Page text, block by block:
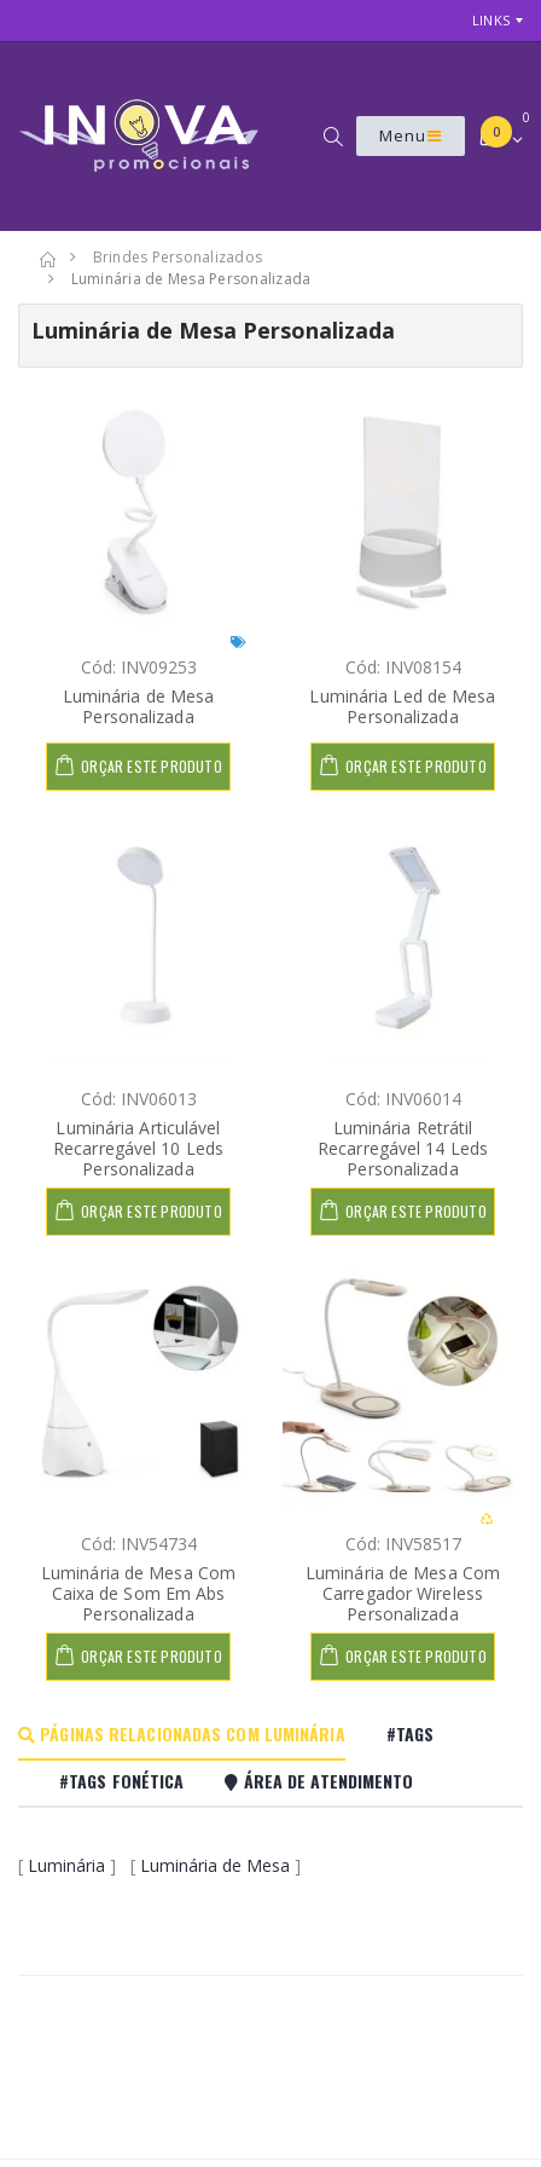
LINKS
Menu
0
0
Brindes Personalizados
Luminária de Mesa Personalizada
Luminária de Mesa Personalizada
Cód: INV09253
Luminária de Mesa
Personalizada
ORÇAR ESTE PRODUTO
Cód: INV08154
Luminária Led de Mesa
Personalizada
ORÇAR ESTE PRODUTO
Cód: INV06013
Luminária Articulável
Recarregável 10 Leds
Personalizada
ORÇAR ESTE PRODUTO
Cód: INV06014
Luminária Retrátil
Recarregável 14 Leds
Personalizada
ORÇAR ESTE PRODUTO
Cód: INV54734
Luminária de Mesa Com
Caixa de Som Em Abs
Personalizada
ORÇAR ESTE PRODUTO
Cód: INV58517
Luminária de Mesa Com
Carregador Wireless
Personalizada
ORÇAR ESTE PRODUTO
PÁGINAS RELACIONADAS COM LUMINÁRIA
#TAGS
#TAGS FONÉTICA
ÁREA DE ATENDIMENTO
[ Luminária ] [ Luminária de Mesa ]